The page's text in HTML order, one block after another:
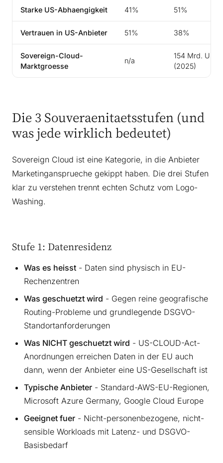
Starke US-Abhaengigkeit 41% 51%
Vertrauen in US-Anbieter 51% 38%
Sovereign-Cloud-
Marktgroesse
n/a
154 Mrd. USD
(2025)
Die 3 Souveraenitaetsstufen (und
was jede wirklich bedeutet)
Sovereign Cloud ist eine Kategorie, in die Anbieter
Marketingansprueche gekippt haben. Die drei Stufen
klar zu verstehen trennt echten Schutz vom Logo-
Washing.
Stufe 1: Datenresidenz
Was es heisst - Daten sind physisch in EU-
Rechenzentren
Was geschuetzt wird - Gegen reine geografische
Routing-Probleme und grundlegende DSGVO-
Standortanforderungen
Was NICHT geschuetzt wird - US-CLOUD-Act-
Anordnungen erreichen Daten in der EU auch
dann, wenn der Anbieter eine US-Gesellschaft ist
Typische Anbieter - Standard-AWS-EU-Regionen,
Microsoft Azure Germany, Google Cloud Europe
Geeignet fuer - Nicht-personenbezogene, nicht-
sensible Workloads mit Latenz- und DSGVO-
Basisbedarf